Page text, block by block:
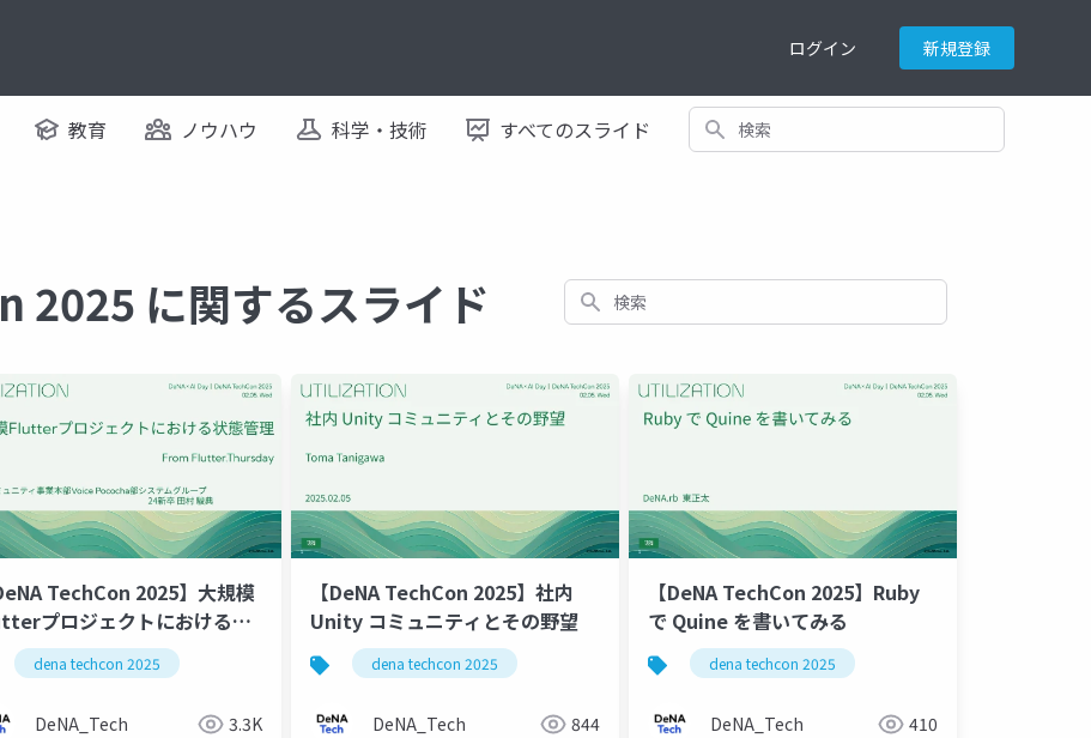
ログイン 新規登録
教育 ノウハウ 科学・技術 すべてのスライド 検索
2025 に関するスライド 検索
TechCon 2025】大規模
プロジェクトにおける状
理dena techcon 2025
DeNA_Tech 3.3K
【DeNA TechCon 2025】社内
Unity コミュニティとその野望
dena techcon 2025
DeNA_Tech 844
【DeNA TechCon 2025】Ruby
で Quine を書いてみる
dena techcon 2025
DeNA_Tech 410